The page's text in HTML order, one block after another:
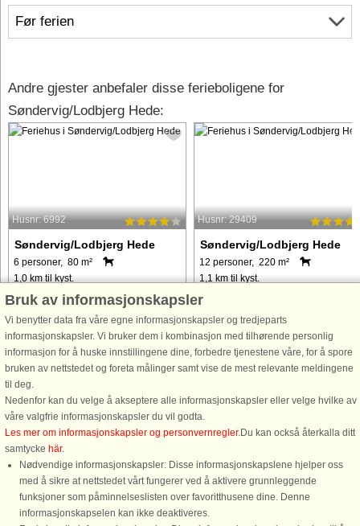
Før ferien
Andre gjester anbefaler disse ferieboligene for
Søndervig/Lodbjerg Hede:
Husnr: 6992
Søndervig/Lodbjerg Hede
6 personer, 80 m²
1,0 km til kyst.
Sommerhus med sauna beliggende i
Lodbjerg Hede tæt på 27-hullers
golfbane og fiskesø. Sommerhuset
har store vinduespartier, hvor lyset
strømmer ind. Fra spisepladsen kan
den skønne vestjyske natur nydes. ...
fra 15.290 NOK
Husnr: 29409
Søndervig/Lodbjerg Hede
12 personer, 220 m²
1,1 km til kyst.
I det pragtfulde hedelandskab på en
2700 m² stor grund på Lodbjerg
ligger dette velindrettede 12-
personers sommerhus med
swimmingpool, spabad og sauna.
opvarmning ...
fra 13.064 NOK
Bruk av informasjonskapsler
Vi benytter data fra våre egne informasjonskapsler og tredjeparts
informasjonskapsler. Vi bruker dem i kombinasjon med tilhørende personlig
informasjon for å huske innstillingene dine, forbedre tjenestene våre, for å spore
bruken av nettstedet og foreta målinger samt vise de mest relevante meldingene
til deg.
Nedenfor kan du velge å akseptere alle informasjonskapsler eller velge hvilke av
våre valgfrie informasjonskapsler du vil godta.
Les mer om informasjonskapsler og personvernregler.Du kan också återkalla ditt
samtycke här.
Nødvendige informasjonskapsler: Disse informasjonskapslene hjelper oss
med å sikre at nettstedet vårt fungerer ved å aktivere grunnleggende
funksjoner som påminnelseslisten over favoritthusene dine. Denne
informasjonskapselen kan ikke deaktiveres.